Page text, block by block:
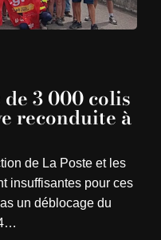
3 000 colis
reconduite à
de La Poste et les
insuffisantes pour ces
un déblocage du